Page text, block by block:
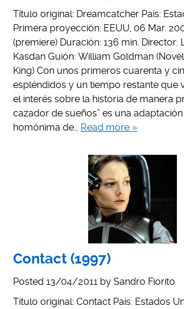
Título original: Dreamcatcher País:
Primera proyección: EEUU, 06 Mar.
(premiere) Duración: 136 min. Director:
Kasdan Guión: William Goldman
King) Con unos primeros cuarenta y
espléndidos y un tiempo restante que
el interés sobre la historia de manera
cazador de sueños” es una
homónima de… Read more »
Contact (1997)
Posted13/04/2011 bySandro Fiorito
Título original: Contact País: Estados